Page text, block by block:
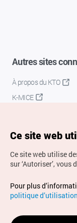
Autres sites
À propos du KTO
K-MICE
Droits d’auteur (c)
Tous droits réservés.
Pour les rapports
adressez vos
Ce site web
Ce site web utilise
sur ‘Autoriser’,
Pour plus
politique d’utilisation